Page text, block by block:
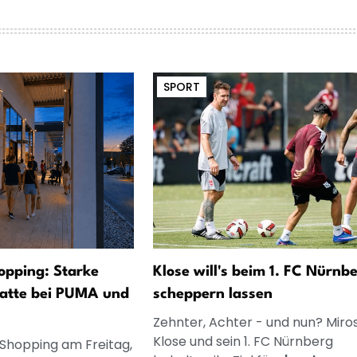
Starke
bei PUMA und
am Freitag,
SPORT
Klose will's beim 1. FC
scheppern lassen
Zehnter, Achter - und nun?
Klose und sein 1. FC Nürnberg